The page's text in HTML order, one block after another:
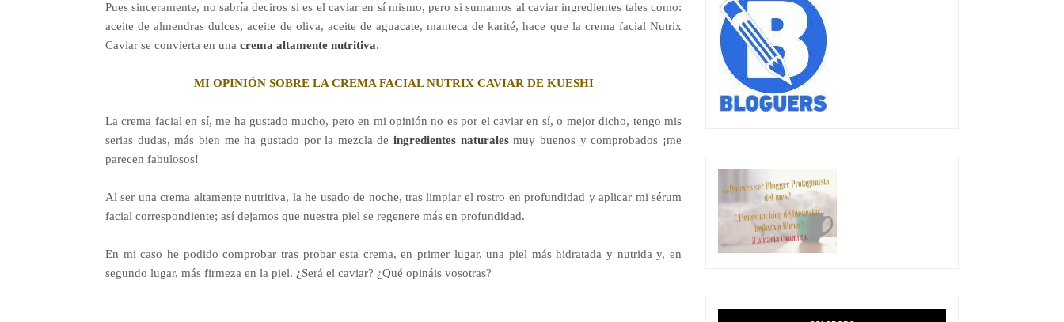
Pues sinceramente, no sabría deciros si es el caviar en sí mismo, pero si sumamos al caviar ingredientes tales como:
aceite de almendras dulces, aceite de oliva, aceite de aguacate, manteca de karité, hace que la crema facial Nutrix
Caviar se convierta en una crema altamente nutritiva.
MI OPINIÓN SOBRE LA CREMA FACIAL NUTRIX CAVIAR DE KUESHI
La crema facial en sí, me ha gustado mucho, pero en mi opinión no es por el caviar en sí, o mejor dicho, tengo mis
serias dudas, más bien me ha gustado por la mezcla deingredientes naturalesmuy buenos y comprobados ¡me
parecen fabulosos!
Al ser una crema altamente nutritiva, la he usado de noche, tras limpiar el rostro en profundidad y aplicar mi sérum
facial correspondiente; así dejamos que nuestra piel se regenere más en profundidad.
En mi caso he podido comprobar tras probar esta crema, en primer lugar, una piel más hidratada y nutrida y, en
segundo lugar, más firmeza en la piel. ¿Será el caviar? ¿Qué opináis vosotras?